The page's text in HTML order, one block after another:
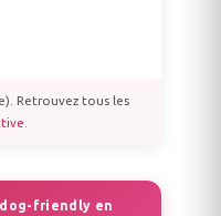
Retrouvez tous les
friendly en